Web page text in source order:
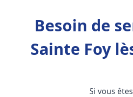
Besoin de
Sainte Foy
Si vous